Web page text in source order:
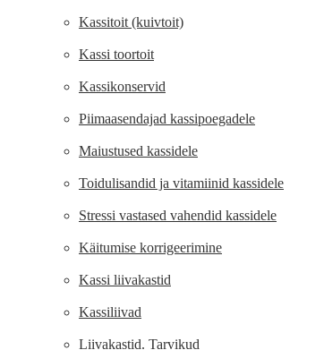
Kassitoit (kuivtoit)
Kassi toortoit
Kassikonservid
Piimaasendajad kassipoegadele
Maiustused kassidele
Toidulisandid ja vitamiinid kassidele
Stressi vastased vahendid kassidele
Käitumise korrigeerimine
Kassi liivakastid
Kassiliivad
Liivakastid. Tarvikud